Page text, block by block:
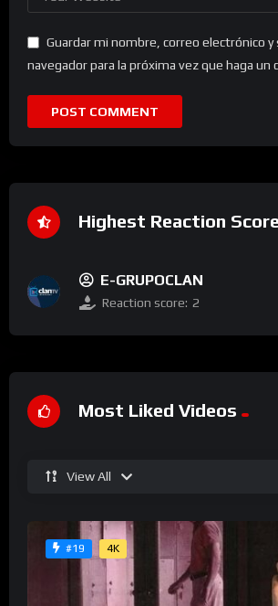
Guardar mi nombre, correo electrónico
navegador para la próxima vez que haga un
Highest Reaction Score
E-GRUPOCLAN
Reaction score: 2
Most Liked Videos
View All
#19 4K